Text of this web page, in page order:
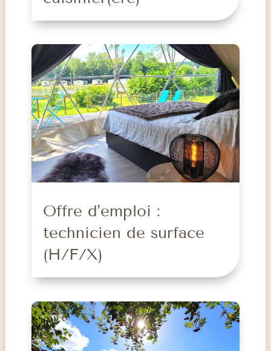
Offre d’emploi :
technicien de surface
(H/F/X)